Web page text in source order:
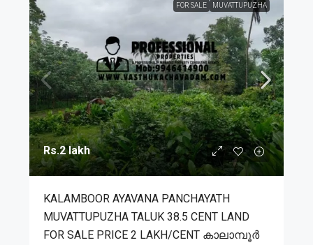
FOR SALE MUVATTUPUZHA
Rs.2 lakh
KALAMBOOR AYAVANA PANCHAYATH
MUVATTUPUZHA TALUK 38.5 CENT LAND
FOR SALE PRICE 2 LAKH/CENT കാലാമ്പൂർ